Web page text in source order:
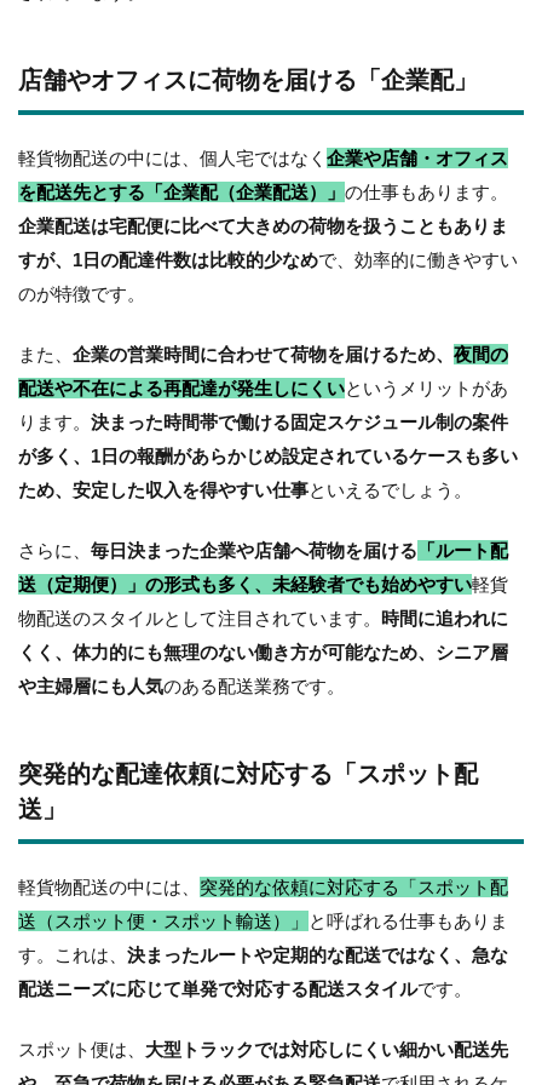
店舗やオフィスに荷物を届ける「企業配」
軽貨物配送の中には、個人宅ではなく 企業や店舗・オフィス
を配送先とする「企業配（企業配送）」 の仕事もあります。
企業配送は宅配便に比べて大きめの荷物を扱うこともありま
すが、1日の配達件数は比較的少なめで、効率的に働きやすい
のが特徴です。
また、 企業の営業時間に合わせて荷物を届けるため、 夜間の
配送や不在による再配達が発生しにくいというメリットがあ
ります。 決まった時間帯で働ける固定スケジュール制の案件
が多く、1日の報酬があらかじめ設定されているケースも多い
ため、安定した収入を得やすい仕事といえるでしょう。
さらに、 毎日決まった企業や店舗へ荷物を届ける 「ルート配
送（定期便）」の形式も多く、未経験者でも始めやすい軽貨
物配送のスタイルとして注目されています。 時間に追われに
くく、体力的にも無理のない働き方が可能なため、シニア層
や主婦層にも人気のある配送業務です。
突発的な配達依頼に対応する「スポット配
送」
軽貨物配送の中には、 突発的な依頼に対応する「スポット配
送（スポット便・スポット輸送）」
と呼ばれる仕事もありま
す。これは、 決まったルートや定期的な配送ではなく、急な
配送ニーズに応じて単発で対応する配送スタイルです。
スポット便は、 大型トラックでは対応しにくい細かい配送先